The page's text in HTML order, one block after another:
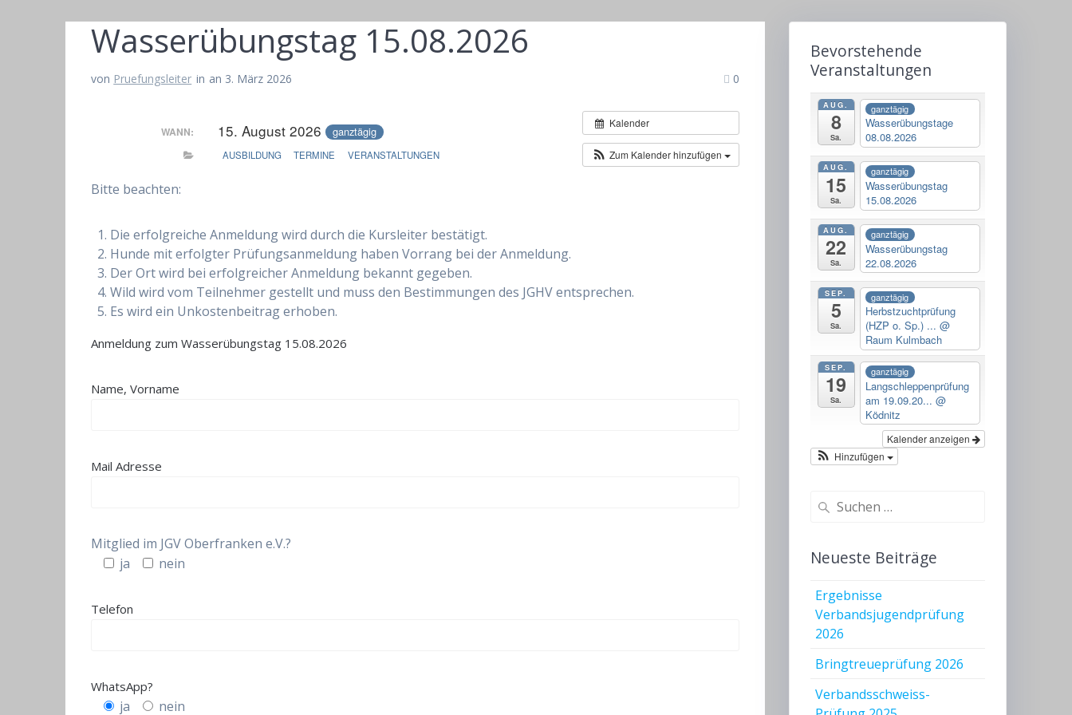
Wasserübungstag 15.08.2026
von Pruefungsleiter in an 3. März 2026 0
Kalender
Zum Kalender hinzufügen
WANN: 15. August 2026 ganztägig
AUSBILDUNG TERMINE VERANSTALTUNGEN
Bitte beachten:
Die erfolgreiche Anmeldung wird durch die Kursleiter bestätigt.
Hunde mit erfolgter Prüfungsanmeldung haben Vorrang bei der Anmeldung.
Der Ort wird bei erfolgreicher Anmeldung bekannt gegeben.
Wild wird vom Teilnehmer gestellt und muss den Bestimmungen des JGHV entsprechen.
Es wird ein Unkostenbeitrag erhoben.
Anmeldung zum Wasserübungstag 15.08.2026
Name, Vorname
Mail Adresse
Mitglied im JGV Oberfranken e.V.?
ja
nein
Telefon
WhatsApp?
ja nein
Bevorstehende
Veranstaltungen
AUG.
8
Sa.
ganztägig
Wasserübungstage
08.08.2026
AUG.
15
Sa.
ganztägig
Wasserübungstag
15.08.2026
AUG.
22
Sa.
ganztägig
Wasserübungstag
22.08.2026
SEP.
5
Sa.
ganztägig
Herbstzuchtprüfung
(HZP o. Sp.) ... @
Raum Kulmbach
SEP.
19
Sa.
ganztägig
Langschleppenprüfung
am 19.09.20... @
Ködnitz
Kalender anzeigen
Hinzufügen
Suchen
nach:
Neueste Beiträge
Ergebnisse
Verbandsjugendprüfung
2026
Bringtreueprüfung 2026
Verbandsschweiss-